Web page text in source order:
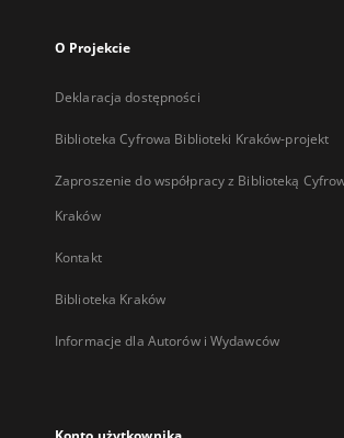
O Projekcie
Deklaracja dostępności
Biblioteka Cyfrowa Biblioteki Kraków-projekt
Zaproszenie do współpracy z Biblioteką
Kraków
Kontakt
Biblioteka Kraków
Informacje dla Autorów i Wydawców